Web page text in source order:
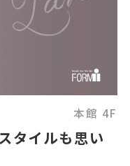
本館 4F
タイルも思い